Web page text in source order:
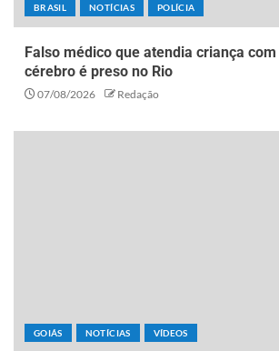
BRASIL NOTÍCIAS POLÍCIA
Falso médico que atendia criança
cérebro é preso no Rio
07/08/2026 Redação
GOIÁS NOTÍCIAS VÍDEOS